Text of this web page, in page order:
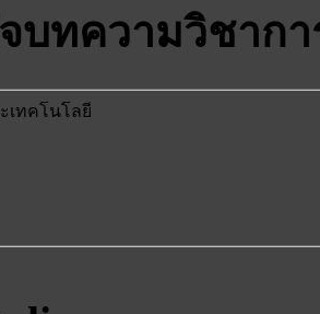
บทความวิชาก
เทคโนโลยี